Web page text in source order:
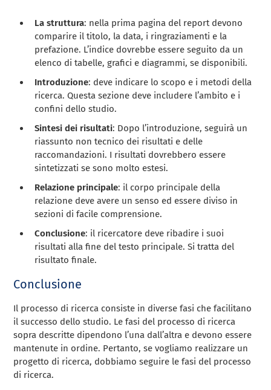
La struttura: nella prima pagina del report devono
comparire il titolo, la data, i ringraziamenti e la
prefazione. L’indice dovrebbe essere seguito da un
elenco di tabelle, grafici e diagrammi, se disponibili.
Introduzione: deve indicare lo scopo e i metodi della
ricerca. Questa sezione deve includere l’ambito e i
confini dello studio.
Sintesi dei risultati: Dopo l’introduzione, seguirà un
riassunto non tecnico dei risultati e delle
raccomandazioni. I risultati dovrebbero essere
sintetizzati se sono molto estesi.
Relazione principale: il corpo principale della
relazione deve avere un senso ed essere diviso in
sezioni di facile comprensione.
Conclusione: il ricercatore deve ribadire i suoi
risultati alla fine del testo principale. Si tratta del
risultato finale.
Conclusione
Il processo di ricerca consiste in diverse fasi che facilitano
il successo dello studio. Le fasi del processo di ricerca
sopra descritte dipendono l’una dall’altra e devono essere
mantenute in ordine. Pertanto, se vogliamo realizzare un
progetto di ricerca, dobbiamo seguire le fasi del processo
di ricerca.